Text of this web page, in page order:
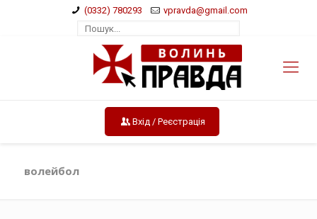
(0332) 780293 vpravda@gmail.com
Вхід / Реєстрація
волейбол